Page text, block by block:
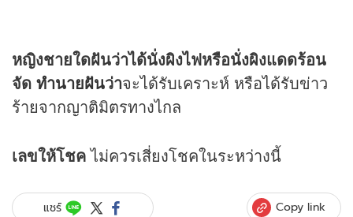
หญิงชายใดฝันว่าได้นั่งผิงไฟหรือนั่งผิงแดดร้อน
จัด ทำนายฝันว่าจะได้รับเคราะห์ หรือได้รับข่าว
ร้ายจากญาติมิตรทางไกล
เลขให้โชคไม่ควรเสี่ยงโชคในระหว่างนี้
แชร์ Copy link